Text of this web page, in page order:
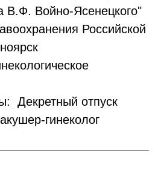
В.Ф. Войно-Ясенецкого"
Российской
Декретный отпуск
гинеколог